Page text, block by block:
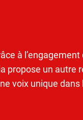
à l’engagement
propose un autre
voix unique dans